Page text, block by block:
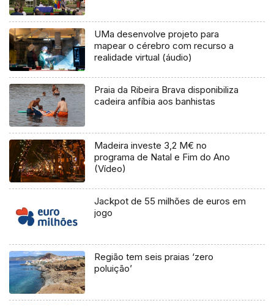
UMa desenvolve projeto para
mapear o cérebro com recurso a
realidade virtual (áudio)
Praia da Ribeira Brava disponibiliza
cadeira anfíbia aos banhistas
Madeira investe 3,2 M€ no
programa de Natal e Fim do Ano
(Vídeo)
Jackpot de 55 milhões de euros em
jogo
Região tem seis praias ‘zero
poluição’